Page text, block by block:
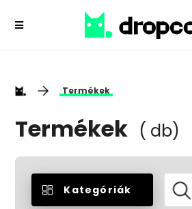
Termékek
Termékek ( db)
Kategóriák